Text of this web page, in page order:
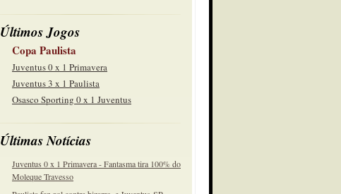
Últimos Jogos
Copa Paulista
Juventus 0 x 1 Primavera
Juventus 3 x 1 Paulista
Osasco Sporting 0 x 1 Juventus
Últimas Notícias
Juventus 0 x 1 Primavera - Fantasma tira 100% do
Moleque Travesso